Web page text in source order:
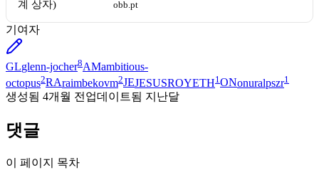
계 상자)
obb.pt
기여자
GLglenn-jocher8AMambitious-
octopus2RAraimbekovm2JEJESUSROYETH1 ONonuralpszr1
생성됨 4개월 전 업데이트됨 지난달
댓글
이 페이지 목차